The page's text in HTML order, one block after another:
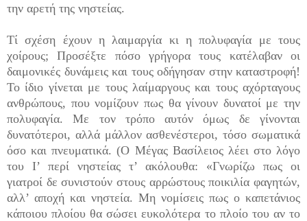
την αρετή της νηστείας.
Τί σχέση έχουν η λαιμαργία κι η πολυφαγία με τους
χοίρους; Προσέξτε πόσο γρήγορα τους κατέλαβαν οι
δαιμονικές δυνάμεις και τους οδήγησαν στην κατα­στροφή!
Το ίδιο γίνεται με τους λαίμαργους και τους αχόρταγους
ανθρώπους, που νομίζουν πως θα γίνουν δυνατοί με την
πολυφαγία. Με τον τρόπο αυτόν όμως δε γίνονται
δυνατότεροι, αλλά μάλλον ασθενέστεροι, τόσο σωματικά
όσο και πνευματικά. (Ο Μέγας Βασί­λειος λέει στο λόγο
του Ι’ περί νηστείας τ’ ακόλουθα: «Γνωρίζω πως οι
γιατροί δε συνιστούν στους αρρώστους ποικιλία φαγητών,
αλλ’ αποχή και νηστεία. Μη νομίσεις πως ο καπετάνιος
κάποιου πλοίου θα σώσει ευκολότερα το πλοίο του αν το